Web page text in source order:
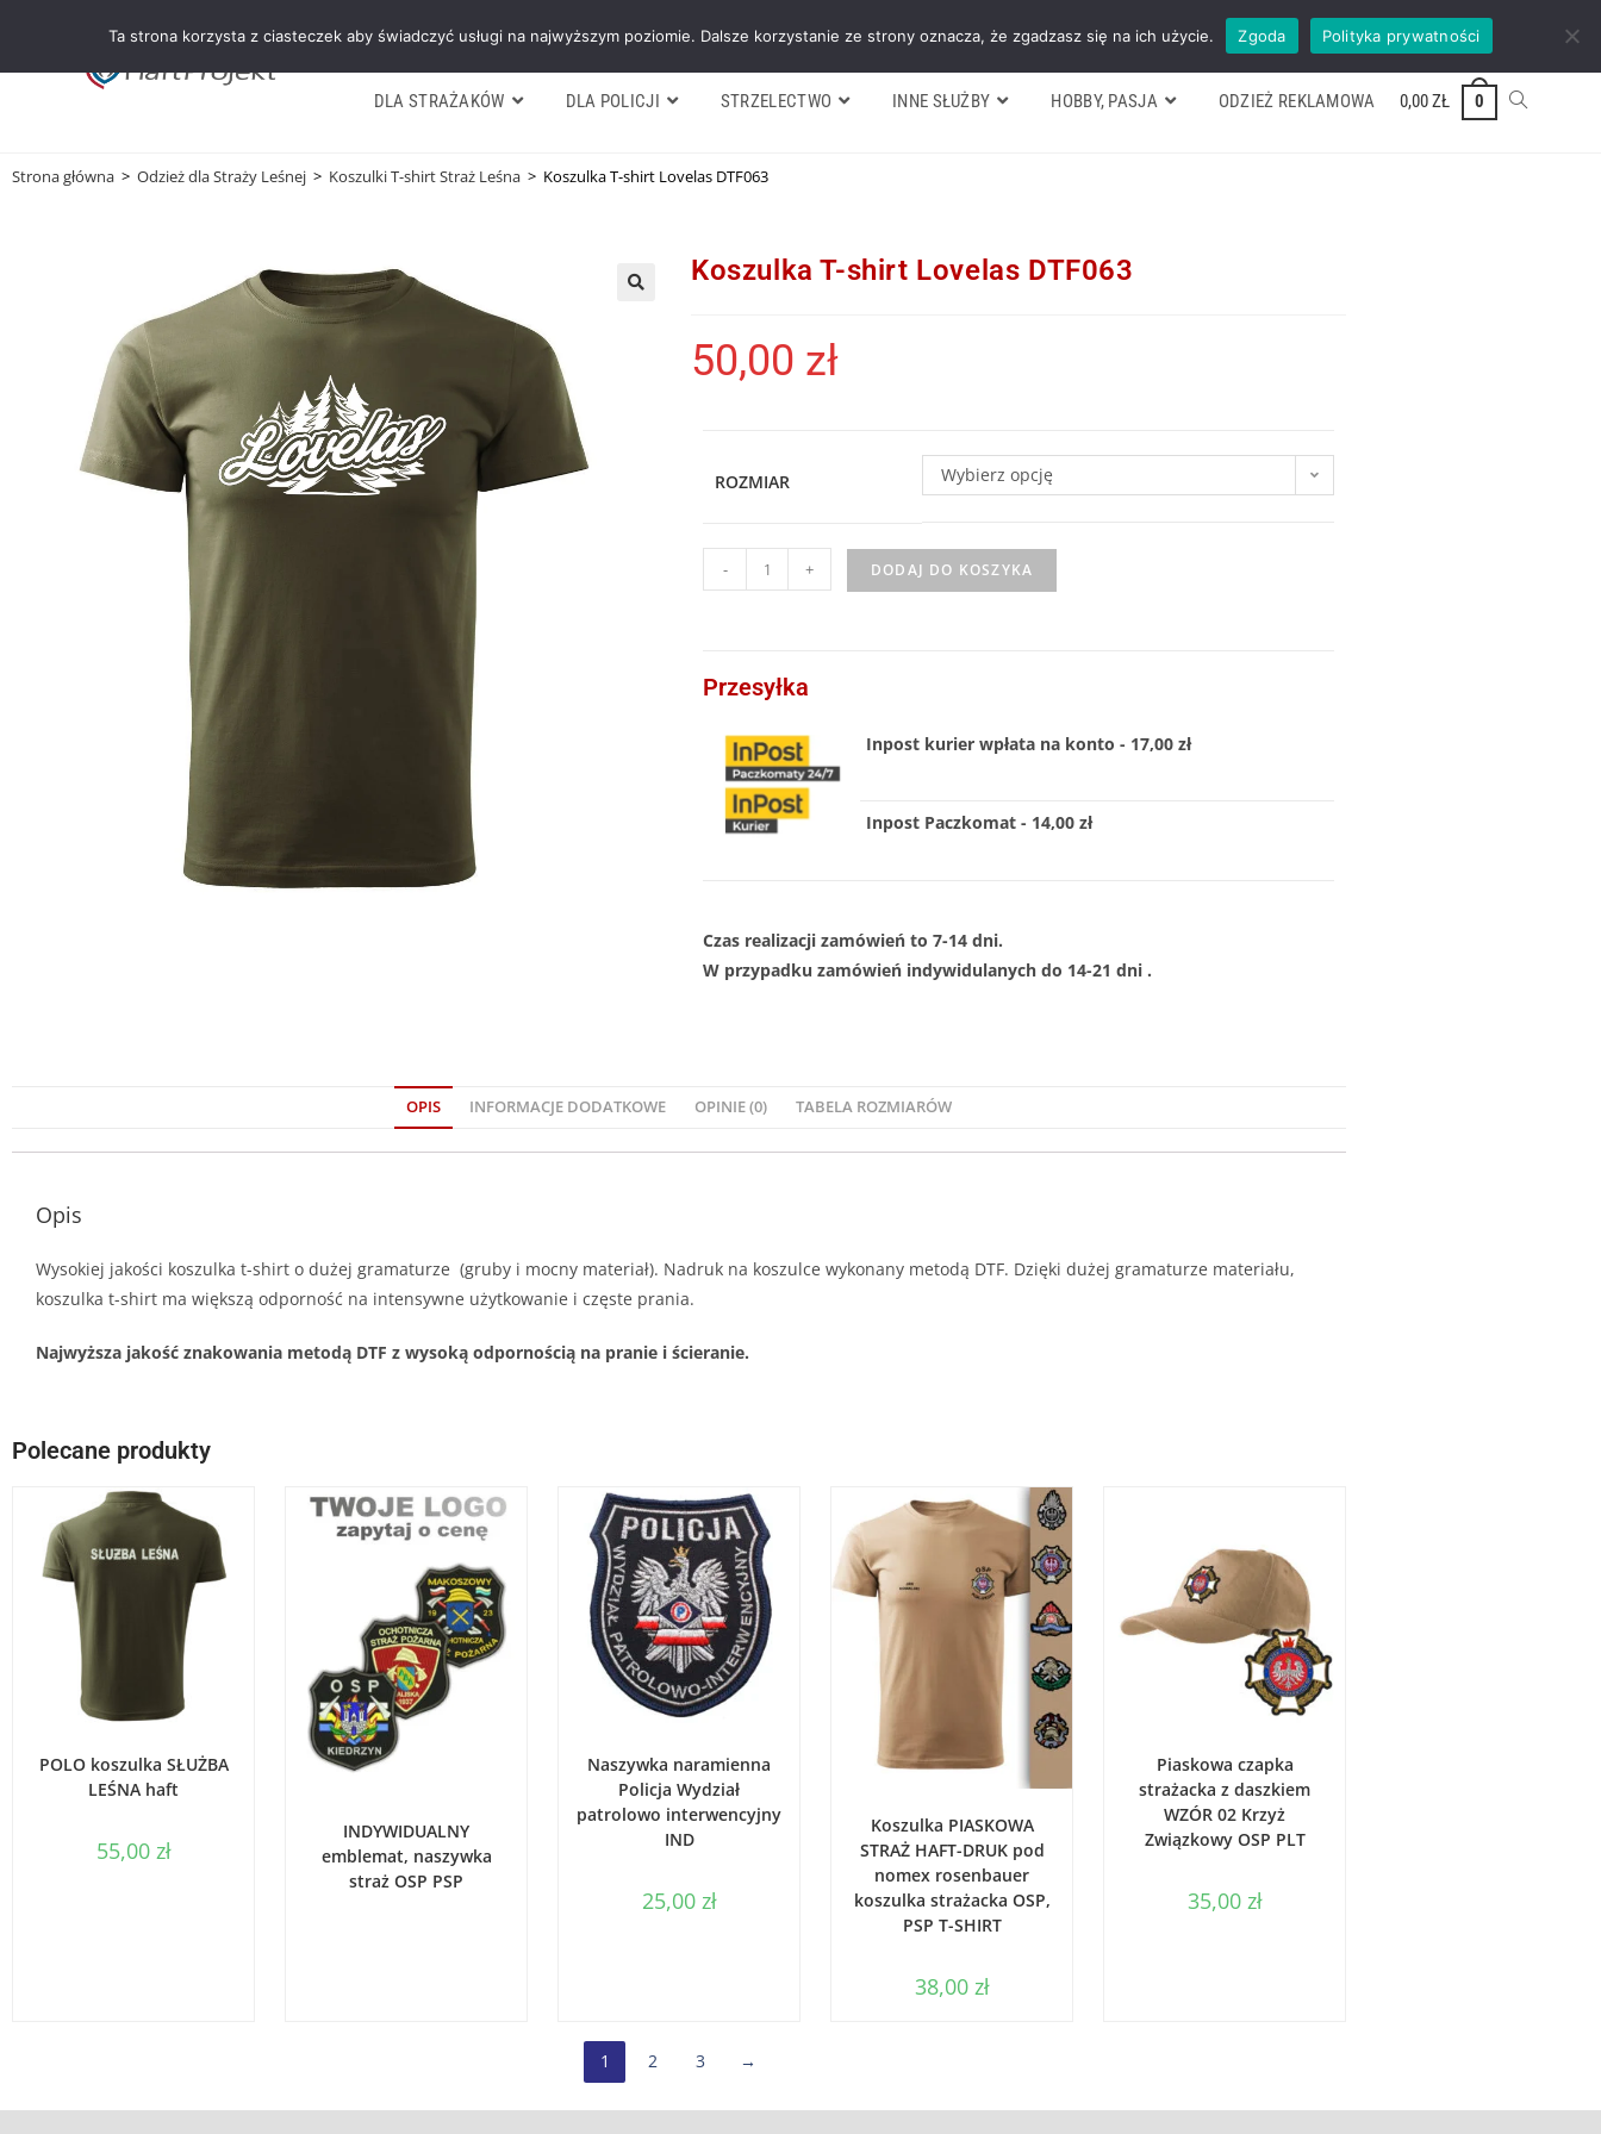
Formularz wyceny Kontakt ZADZWOŃ TEL. 600 352 938
DLA STRAŻAKÓW DLA POLICJI STRZELECTWO INNE SŁUŻBY HOBBY, PASJA ODZIEŻ REKLAMOWA 0,00ZŁ 0
Strona główna > Odzież dla Straży Leśnej > Koszulki T-shirt Straż Leśna > Koszulka T-shirt Lovelas DTF063
Koszulka T-shirt Lovelas DTF063
50,00 zł
ROZMIAR Wybierz opcję
- + DODAJ DO KOSZYKA
Przesyłka
Inpost kurier wpłata na konto - 17,00 zł
Inpost Paczkomat - 14,00 zł
Czas realizacji zamówień to 7-14 dni.
W przypadku zamówień indywidulanych do 14-21 dni .
OPIS INFORMACJE DODATKOWE OPINIE (0) TABELA ROZMIARÓW
Opis
Wysokiej jakości koszulka t-shirt o dużej gramaturze (gruby i mocny materiał). Nadruk na koszulce wykonany metodą DTF. Dzięki dużej gramaturze materiału,
koszulka t-shirt ma większą odporność na intensywne użytkowanie i częste prania.
Najwyższa jakość znakowania metodą DTF z wysoką odpornością na pranie i ścieranie.
Polecane produkty
POLO koszulka SŁUŻBA
LEŚNA haft
55,00 zł
INDYWIDUALNY
emblemat, naszywka
straż OSP PSP
Naszywka naramienna
Policja Wydział
patrolowo interwencyjny
IND
25,00 zł
Koszulka PIASKOWA
STRAŻ HAFT-DRUK pod
nomex rosenbauer
koszulka strażacka OSP,
PSP T-SHIRT
38,00 zł
Piaskowa czapka
strażacka z daszkiem
WZÓR 02 Krzyż
Związkowy OSP PLT
35,00 zł
1 2 3 →
Ta strona korzysta z ciasteczek aby świadczyć usługi na najwyższym poziomie. Dalsze korzystanie ze strony oznacza, że zgadzasz się na ich użycie. Zgoda Polityka prywatności